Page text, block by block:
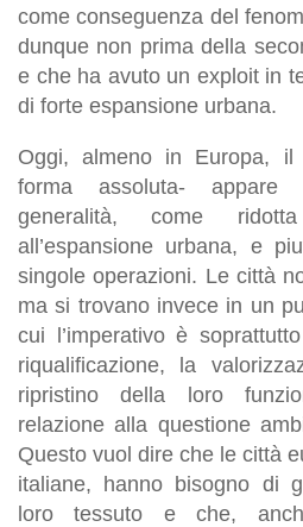
come conseguenza del
dunque non prima della
e che ha avuto un exploit in
di forte espansione urbana.
Oggi, almeno in Europa, il
forma assoluta- appare
generalità, come
all’espansione urbana, e
singole operazioni. Le città
ma si trovano invece in un
cui l’imperativo è
riqualificazione, la
ripristino della loro
relazione alla questione
Questo vuol dire che le città
italiane, hanno bisogno di
loro tessuto e che,